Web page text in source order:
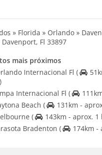
» Florida » Orlando »
Fl 33897
mais próximos
Internacional Fl (
Internacional Fl (
Beach (
131km -
(
143km - aprox. 1
Bradenton ( 174km -